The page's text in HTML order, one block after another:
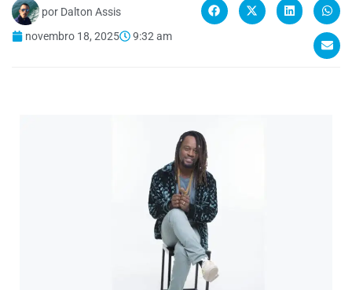
por Dalton Assis
novembro 18, 2025
9:32 am